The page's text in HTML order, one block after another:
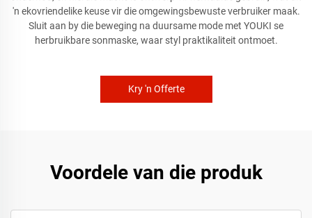
'n ekovriendelike keuse vir die omgewingsbewuste verbruiker maak.
Sluit aan by die beweging na duursame mode met YOUKI se
herbruikbare sonmaske, waar styl praktikaliteit ontmoet.
Kry 'n Offerte
Voordele van die produk